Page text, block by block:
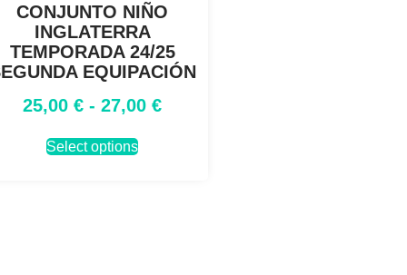
CONJUNTO NIÑO
INGLATERRA
TEMPORADA 24/25
EQUIPACIÓN
25,00 € - 27,00 €
Select options